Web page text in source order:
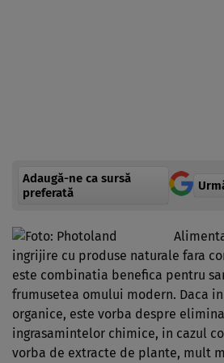
Adaugă-ne ca sursă
preferată
ingrijire cu produse naturale fara
este combinatia benefica pentru
frumusetea omului modern. Daca
organice, este vorba despre
ingrasamintelor chimice, in cazul
vorba de extracte de plante, mult